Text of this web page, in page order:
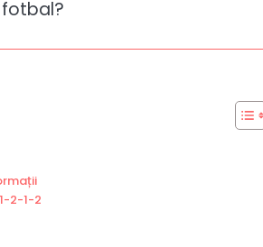
2-1-2